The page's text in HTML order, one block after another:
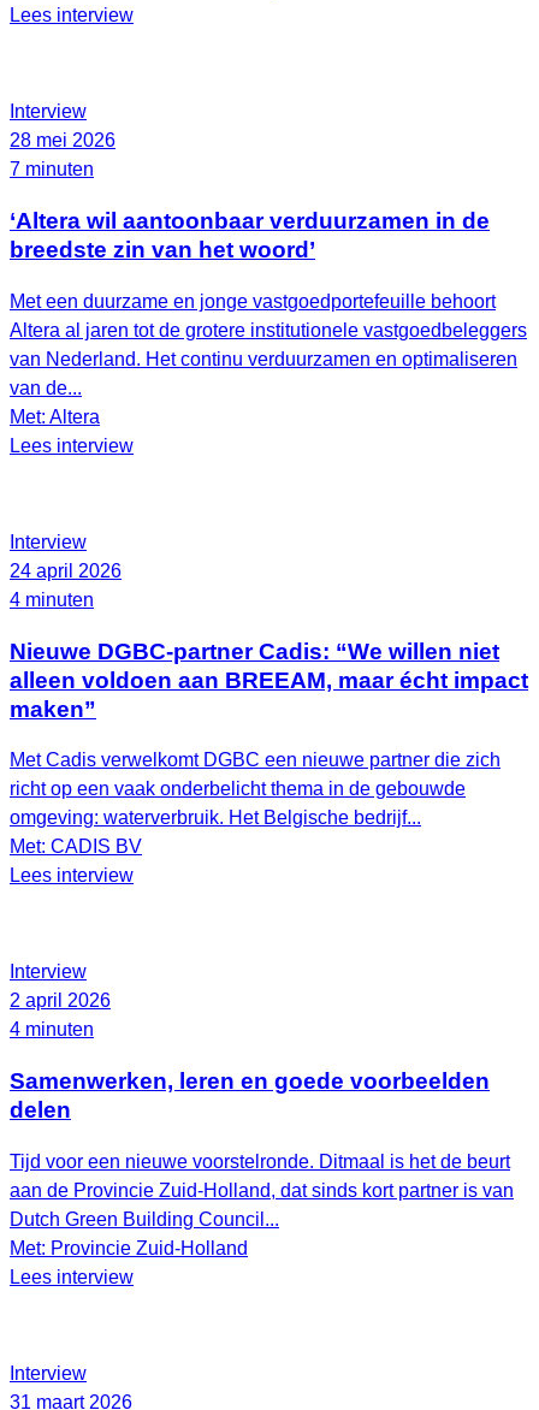
Lees interview
Interview
28 mei 2026
7 minuten
‘Altera wil aantoonbaar verduurzamen in de
breedste zin van het woord’
Met een duurzame en jonge vastgoedportefeuille behoort
Altera al jaren tot de grotere institutionele vastgoedbeleggers
van Nederland. Het continu verduurzamen en optimaliseren
van de...
Met: Altera
Lees interview
Interview
24 april 2026
4 minuten
Nieuwe DGBC-partner Cadis: “We willen niet
alleen voldoen aan BREEAM, maar écht impact
maken”
Met Cadis verwelkomt DGBC een nieuwe partner die zich
richt op een vaak onderbelicht thema in de gebouwde
omgeving: waterverbruik. Het Belgische bedrijf...
Met: CADIS BV
Lees interview
Interview
2 april 2026
4 minuten
Samenwerken, leren en goede voorbeelden
delen
Tijd voor een nieuwe voorstelronde. Ditmaal is het de beurt
aan de Provincie Zuid-Holland, dat sinds kort partner is van
Dutch Green Building Council...
Met: Provincie Zuid-Holland
Lees interview
Interview
31 maart 2026